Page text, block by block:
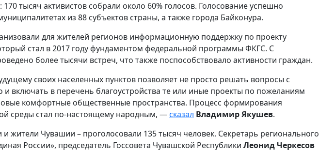
тысяч активистов собрали около 60% голосов. Голосование успешно
из 88 субъектов страны, а также города Байконура.
для жителей регионов информационную поддержку по проекту
стал в 2017 году фундаментом федеральной программы ФКГС. С
более тысячи встреч, что также поспособствовало активности граждан.
своих населенных пунктов позволяет не просто решать вопросы с
и включать в перечень благоустройства те или иные проекты по пожеланиям
комфортные общественные пространства. Процесс формирования
среды стал по-настоящему народным, —сказал Владимир Якушев.
и жители Чувашии – проголосовали 135 тысяч человек. Секретарь регионального
России», председатель Госсовета Чувашской Республики Леонид Черкесов